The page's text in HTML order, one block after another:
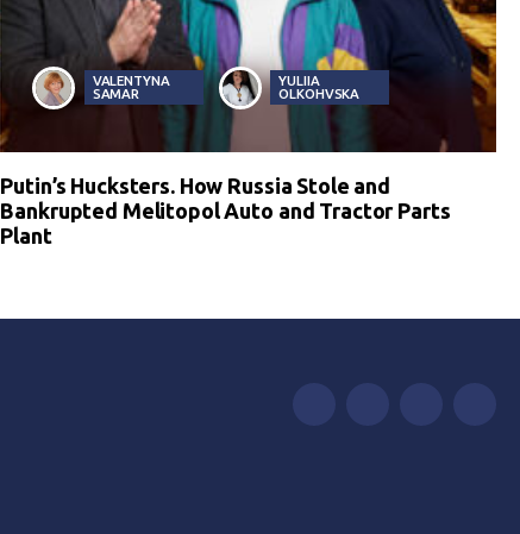
VALENTYNA
SAMAR
YULIIA
OLKOHVSKA
Putin’s Hucksters. How Russia Stole and
Bankrupted Melitopol Auto and Tractor Parts
Plant